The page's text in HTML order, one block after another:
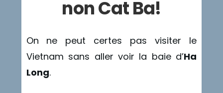
non Cat Ba!
On ne peut certes pas visiter le
Vietnam sans aller voir la baie d’Ha
Long.